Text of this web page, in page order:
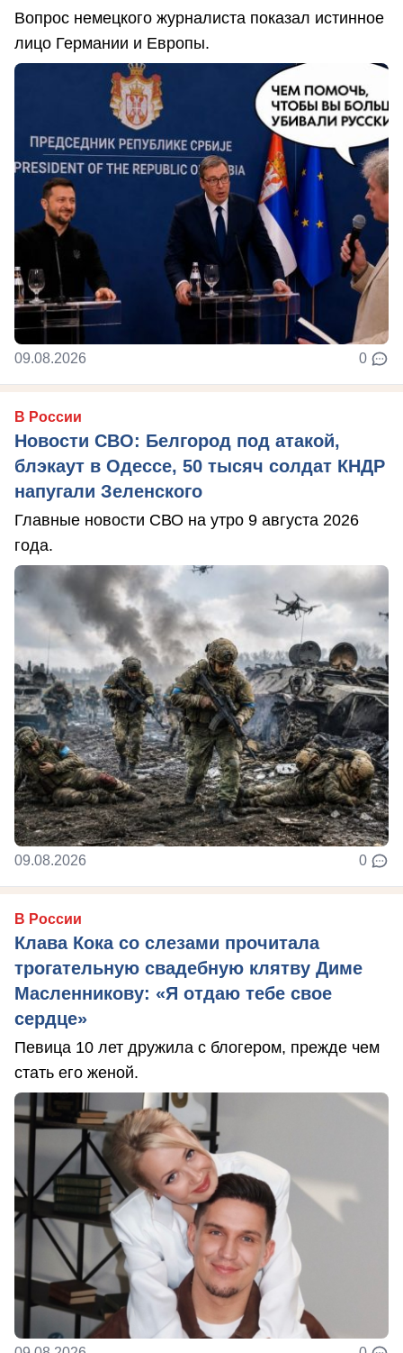
Вопрос немецкого журналиста показал истинное
лицо Германии и Европы.
09.08.2026 0
В России
Новости СВО: Белгород под атакой,
блэкаут в Одессе, 50 тысяч солдат КНДР
напугали Зеленского
Главные новости СВО на утро 9 августа 2026
года.
09.08.2026 0
В России
Клава Кока со слезами прочитала
трогательную свадебную клятву Диме
Масленникову: «Я отдаю тебе свое
сердце»
Певица 10 лет дружила с блогером, прежде чем
стать его женой.